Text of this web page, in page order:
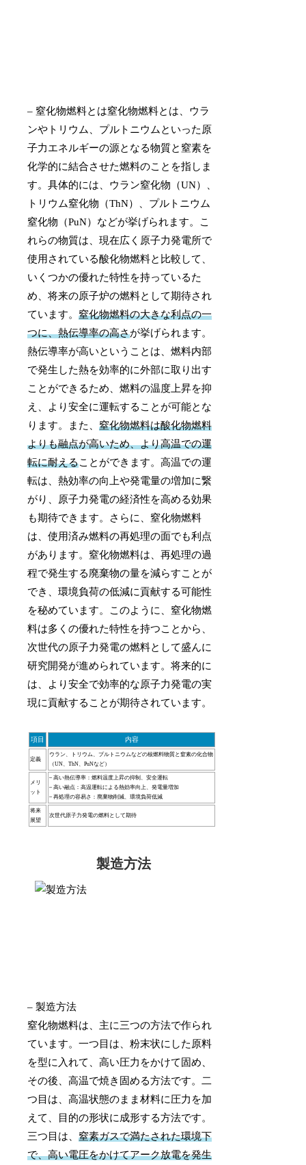
– 窒化物燃料とは窒化物燃料とは、ウラ
ンやトリウム、プルトニウムといった原
子力エネルギーの源となる物質と窒素を
化学的に結合させた燃料のことを指しま
す。具体的には、ウラン窒化物（UN）、
トリウム窒化物（ThN）、プルトニウム
窒化物（PuN）などが挙げられます。こ
れらの物質は、現在広く原子力発電所で
使用されている酸化物燃料と比較して、
いくつかの優れた特性を持っているた
め、将来の原子炉の燃料として期待され
ています。窒化物燃料の大きな利点の一
つに、熱伝導率の高さが挙げられます。
熱伝導率が高いということは、燃料内部
で発生した熱を効率的に外部に取り出す
ことができるため、燃料の温度上昇を抑
え、より安全に運転することが可能とな
ります。また、窒化物燃料は酸化物燃料
よりも融点が高いため、より高温での運
転に耐えることができます。高温での運
転は、熱効率の向上や発電量の増加に繋
がり、原子力発電の経済性を高める効果
も期待できます。さらに、窒化物燃料
は、使用済み燃料の再処理の面でも利点
があります。窒化物燃料は、再処理の過
程で発生する廃棄物の量を減らすことが
でき、環境負荷の低減に貢献する可能性
を秘めています。このように、窒化物燃
料は多くの優れた特性を持つことから、
次世代の原子力発電の燃料として盛んに
研究開発が進められています。将来的に
は、より安全で効率的な原子力発電の実
現に貢献することが期待されています。
項目 内容
定義
ウラン、トリウム、プルトニウムなどの核燃料物質と窒素の化合物
（UN、ThN、PuNなど）
メリ
ット
– 高い熱伝導率：燃料温度上昇の抑制、安全運転
– 高い融点：高温運転による熱効率向上、発電量増加
– 再処理の容易さ：廃棄物削減、環境負荷低減
将来
展望
次世代原子力発電の燃料として期待
製造方法
– 製造方法
窒化物燃料は、主に三つの方法で作られ
ています。一つ目は、粉末状にした原料
を型に入れて、高い圧力をかけて固め、
その後、高温で焼き固める方法です。二
つ目は、高温状態のまま材料に圧力を加
えて、目的の形状に成形する方法です。
三つ目は、窒素ガスで満たされた環境下
で、高い電圧をかけてアーク放電を発生